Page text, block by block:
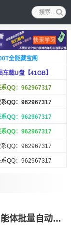
全能藏宝阁
车载U盘【41GB】
QQ：962967317
QQ：962967317
QQ：962967317
QQ：962967317
QQ：962967317
QQ：962967317
成爆款视频教程